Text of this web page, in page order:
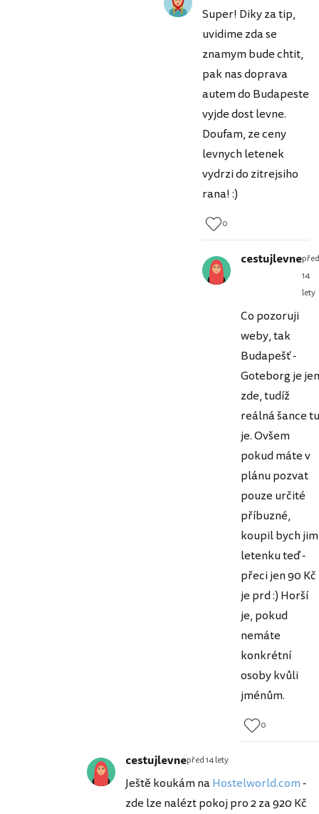
Super! Diky za tip,
uvidime zda se
znamym bude chtit,
pak nas doprava
autem do Budapeste
vyjde dost levne.
Doufam, ze ceny
levnych letenek
vydrzi do zitrejsiho
rana! :)
0
cestujlevnepřed
14
lety
Co pozoruji
weby, tak
Budapešť -
Goteborg je jen
zde, tudíž
reálná šance tu
je. Ovšem
pokud máte v
plánu pozvat
pouze určité
příbuzné,
koupil bych jim
letenku teď -
přeci jen 90 Kč
je prd :) Horší
je, pokud
nemáte
konkrétní
osoby kvůli
jménům.
0
cestujlevnepřed 14 lety
Ještě koukám naHostelworld.com-
zde lze nalézt pokoj pro 2 za 920 Kč